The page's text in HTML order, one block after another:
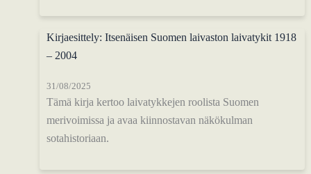
Kirjaesittely: Itsenäisen Suomen laivaston laivatykit 1918
– 2004
31/08/2025
Tämä kirja kertoo laivatykkejen roolista Suomen
merivoimissa ja avaa kiinnostavan näkökulman
sotahistoriaan.